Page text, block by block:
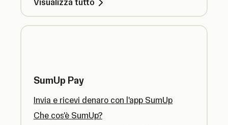
Visualizza tutto
SumUp Pay
Invia e ricevi denaro con l'app SumUp
Che cos'è SumUp?